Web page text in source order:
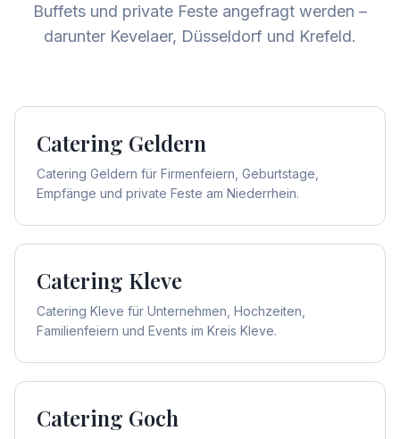
Buffets und private Feste angefragt werden –
darunter Kevelaer, Düsseldorf und Krefeld.
Catering Geldern
Catering Geldern für Firmenfeiern, Geburtstage,
Empfänge und private Feste am Niederrhein.
Catering Kleve
Catering Kleve für Unternehmen, Hochzeiten,
Familienfeiern und Events im Kreis Kleve.
Catering Goch